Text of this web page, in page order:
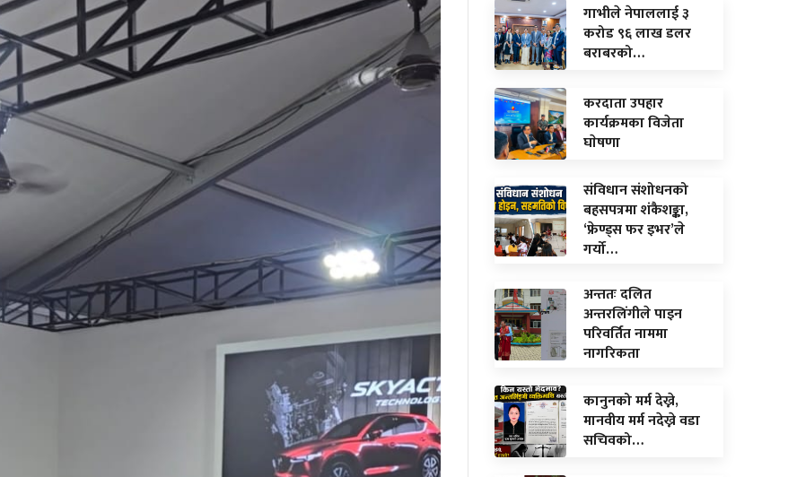
गाभीले नेपाललाई ३
करोड ९६ लाख डलर
बराबरको…
करदाता उपहार
कार्यक्रमका विजेता
घाेषणा
संविधान संशोधनको
बहसपत्रमा शंकैशङ्का,
‘फ्रेण्ड्स फर इभर’ले
गर्यो…
अन्ततः दलित
अन्तरलिंगीले पाइन
परिवर्तित नाममा
नागरिकता
कानुनको मर्म देख्ने,
मानवीय मर्म नदेख्ने वडा
सचिवको…